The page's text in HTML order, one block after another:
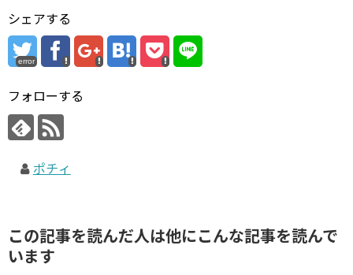
シェアする
error
フォローする
ポチィ
この記事を読んだ人は他にこんな記事を読んで
います